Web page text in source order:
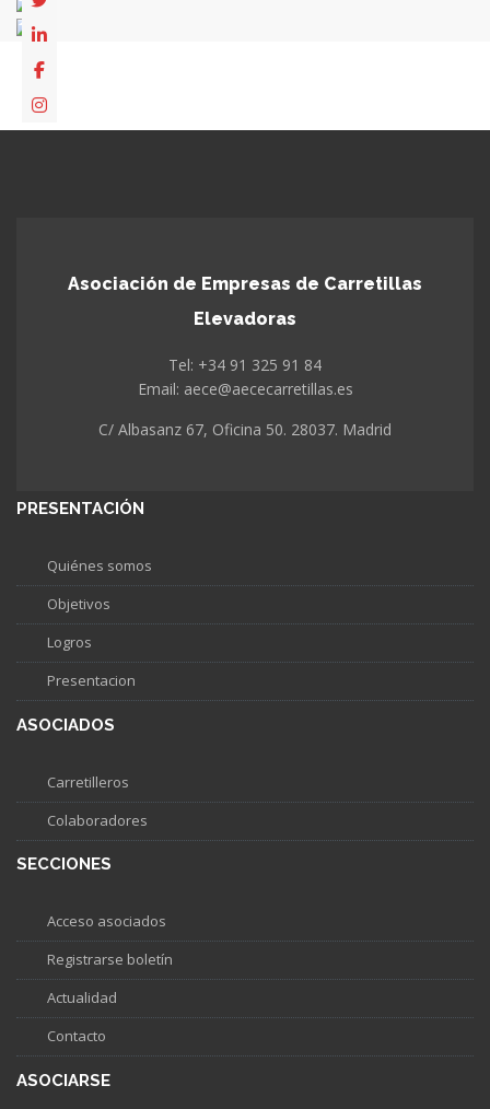
Asociación de Empresas de Carretillas
Elevadoras
Tel: +34 91 325 91 84
Email: aece@aececarretillas.es
C/ Albasanz 67, Oficina 50. 28037. Madrid
PRESENTACIÓN
Quiénes somos
Objetivos
Logros
Presentacion
ASOCIADOS
Carretilleros
Colaboradores
SECCIONES
Acceso asociados
Registrarse boletín
Actualidad
Contacto
ASOCIARSE